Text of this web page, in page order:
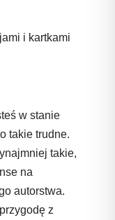
i kartkami
w stanie
takie trudne.
takie,
na
autorstwa.
z